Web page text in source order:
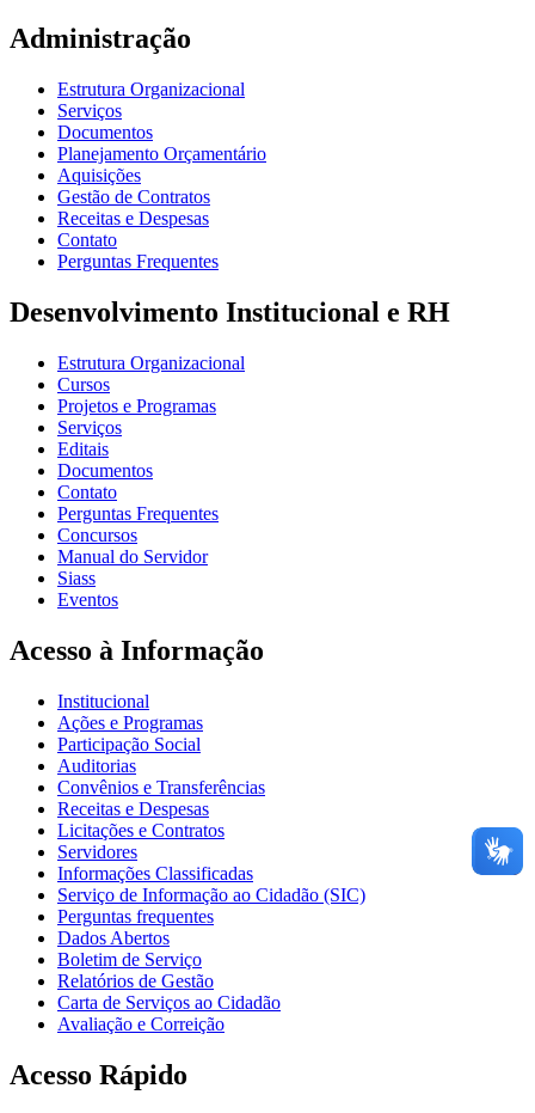
Administração
Estrutura Organizacional
Serviços
Documentos
Planejamento Orçamentário
Aquisições
Gestão de Contratos
Receitas e Despesas
Contato
Perguntas Frequentes
Desenvolvimento Institucional e RH
Estrutura Organizacional
Cursos
Projetos e Programas
Serviços
Editais
Documentos
Contato
Perguntas Frequentes
Concursos
Manual do Servidor
Siass
Eventos
Acesso à Informação
Institucional
Ações e Programas
Participação Social
Auditorias
Convênios e Transferências
Receitas e Despesas
Licitações e Contratos
Servidores
Informações Classificadas
Serviço de Informação ao Cidadão (SIC)
Perguntas frequentes
Dados Abertos
Boletim de Serviço
Relatórios de Gestão
Carta de Serviços ao Cidadão
Avaliação e Correição
Acesso Rápido